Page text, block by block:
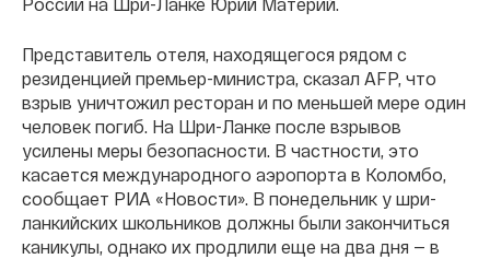
России на Шри-Ланке Юрий Материй.
Представитель отеля, находящегося рядом с
резиденцией премьер-министра, сказал AFP, что
взрыв уничтожил ресторан и по меньшей мере один
человек погиб. На Шри-Ланке после взрывов
усилены меры безопасности. В частности, это
касается международного аэропорта в Коломбо,
сообщает РИА «Новости». В понедельник у шри-
ланкийских школьников должны были закончиться
каникулы, однако их продлили еще на два дня — в